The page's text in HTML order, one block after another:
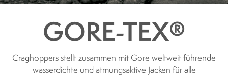
GORE-TEX®
Craghoppers stellt zusammen mit Gore weltweit führende
wasserdichte und atmungsaktive Jacken für alle